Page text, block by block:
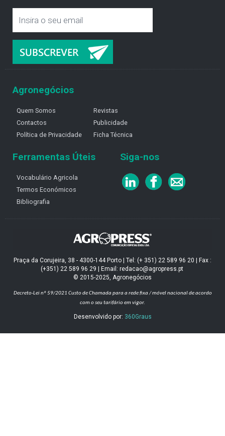
Agronegócios
Quem Somos
Contactos
Política de Privacidade
Revistas
Publicidade
Ficha Técnica
Ferramentas Úteis
Vocabulário Agricola
Termos Económicos
Bibliografia
Siga-nos
Praça da Corujeira, 38 - 4300-144 Porto | Tel: (+ 351) 22 589 96 20 | Fax :
(+351) 22 589 96 29 | Email: redacao@agropress.pt
© 2015-2025, Agronegócios
Decreto-Lei nº 59/2021 Custo de Chamada para a rede fixa / móvel nacional de acordo
com o seu tarifário em vigor.
Desenvolvido por: 360Graus